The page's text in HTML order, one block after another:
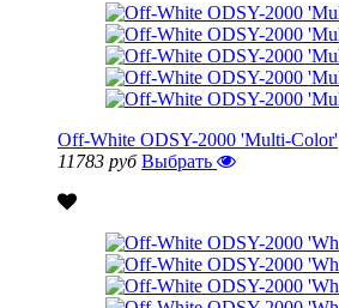
Off-White ODSY-2000 'Multi-Color'
11783 руб Выбрать